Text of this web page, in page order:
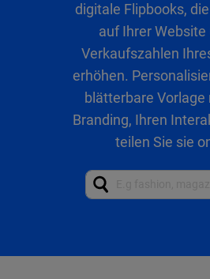
digitale Flipbooks,
auf Ihrer Website
Verkaufszahlen
erhöhen.
blätterbare
Branding, Ihren
teilen Sie sie